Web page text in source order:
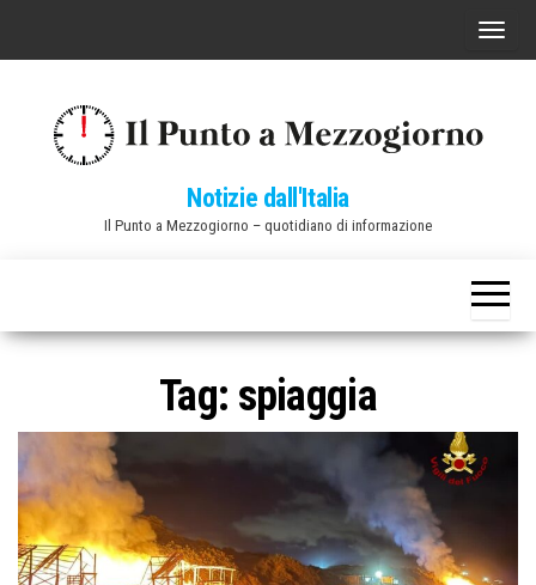
C
a
v
a
n
Notizie dall'Italia
Il Punto a Mezzogiorno – quotidiano di informazione
Tag: spiaggia